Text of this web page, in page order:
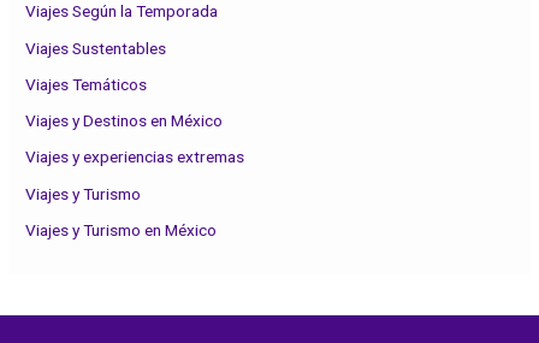
Viajes Según la Temporada
Viajes Sustentables
Viajes Temáticos
Viajes y Destinos en México
Viajes y experiencias extremas
Viajes y Turismo
Viajes y Turismo en México